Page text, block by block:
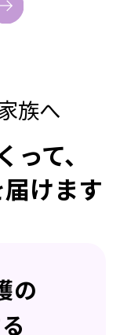
族へ
て、
けます
の